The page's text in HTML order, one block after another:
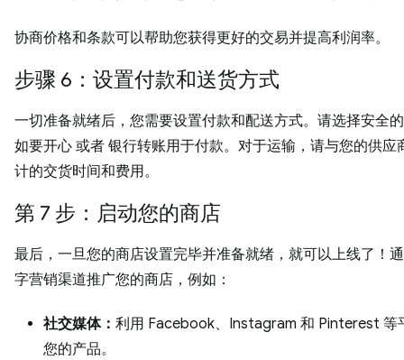
协商价格和条款可以帮助您获得更好的交易并提高利润率。
步骤 6：设置付款和送货方式
一切准备就绪后，您需要设置付款和配送方式。请选择安全
如要开心 或者 银行转账用于付款。对于运输，请与您的供应
计的交货时间和费用。
第 7 步：启动您的商店
最后，一旦您的商店设置完毕并准备就绪，就可以上线了！
字营销渠道推广您的商店，例如：
社交媒体： 利用 Facebook、Instagram 和 Pinterest 等
您的产品。